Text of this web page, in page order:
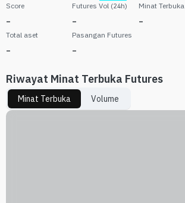
Score
-
Futures Vol (24h)
-
Minat Terbuka
-
Total aset
-
Pasangan Futures
-
Riwayat Minat Terbuka Futures
Minat Terbuka Volume